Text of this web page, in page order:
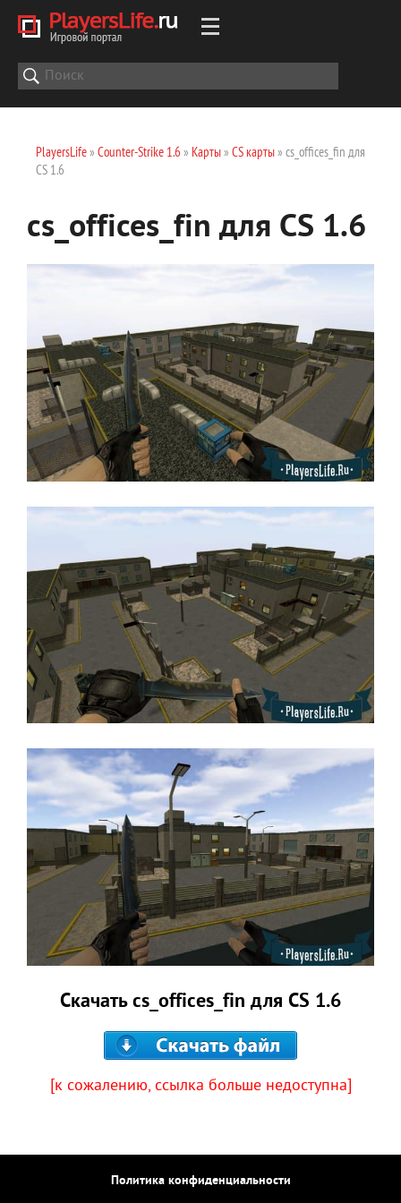
PlayersLife» Counter-Strike 1.6 » Карты» CS карты» cs_offices_fin для
CS 1.6
cs_offices_fin для CS 1.6
Скачать cs_offices_fin для CS 1.6
[к сожалению, ссылка больше недоступна]
Политика конфиденциальности